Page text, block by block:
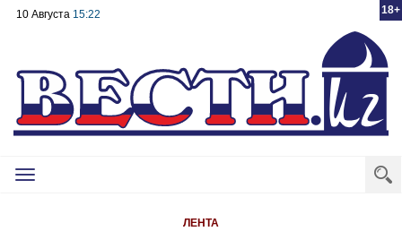
18+
10 Августа 15:22
Toggle
ЛЕНТА